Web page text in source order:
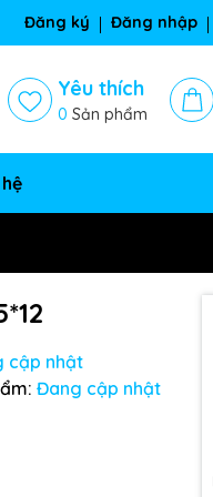
Đăng ký Đăng nhập
Yêu thích
0 Sản phẩm
cập nhật
Đang cập nhật